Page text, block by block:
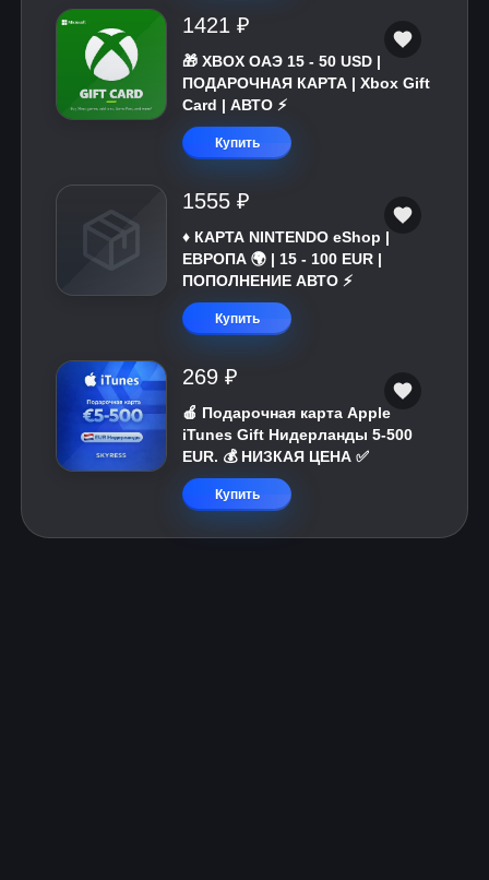
1421 ₽
🎁 XBOX ОАЭ 15 - 50 USD |
ПОДАРОЧНАЯ КАРТА | Xbox Gift
Card | АВТО ⚡
Купить
1555 ₽
♦️ КАРТА NINTENDO eShop |
ЕВРОПА 🌍 | 15 - 100 EUR |
ПОПОЛНЕНИЕ АВТО ⚡
Купить
269 ₽
🍎 Подарочная карта Apple
iTunes Gift Нидерланды 5-500
EUR. 💰 НИЗКАЯ ЦЕНА ✅
Купить